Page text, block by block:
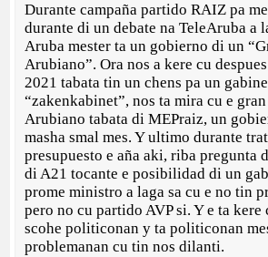
Durante campaña partido RAIZ pa
durante di un debate na TeleAruba a
Aruba mester ta un gobierno di un
Arubiano”. Ora nos a kere cu
2021 tabata tin un chens pa un
“zakenkabinet”, nos ta mira cu e
Arubiano tabata di MEPraiz, un
masha smal mes. Y ultimo durante
presupuesto e aña aki, riba pregunta
di A21 tocante e posibilidad di un
prome ministro a laga sa cu e no tin
pero no cu partido AVP si. Y e ta kere
scohe politiconan y ta politiconan
problemanan cu tin nos dilanti.